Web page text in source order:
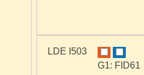
LDE I503
G1: FID61